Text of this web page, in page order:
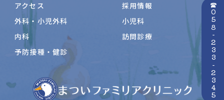
アクセス
外科・小児外科
内科
予防接種・健診
採用情報
小児科
訪問診療
☎058-233-2345